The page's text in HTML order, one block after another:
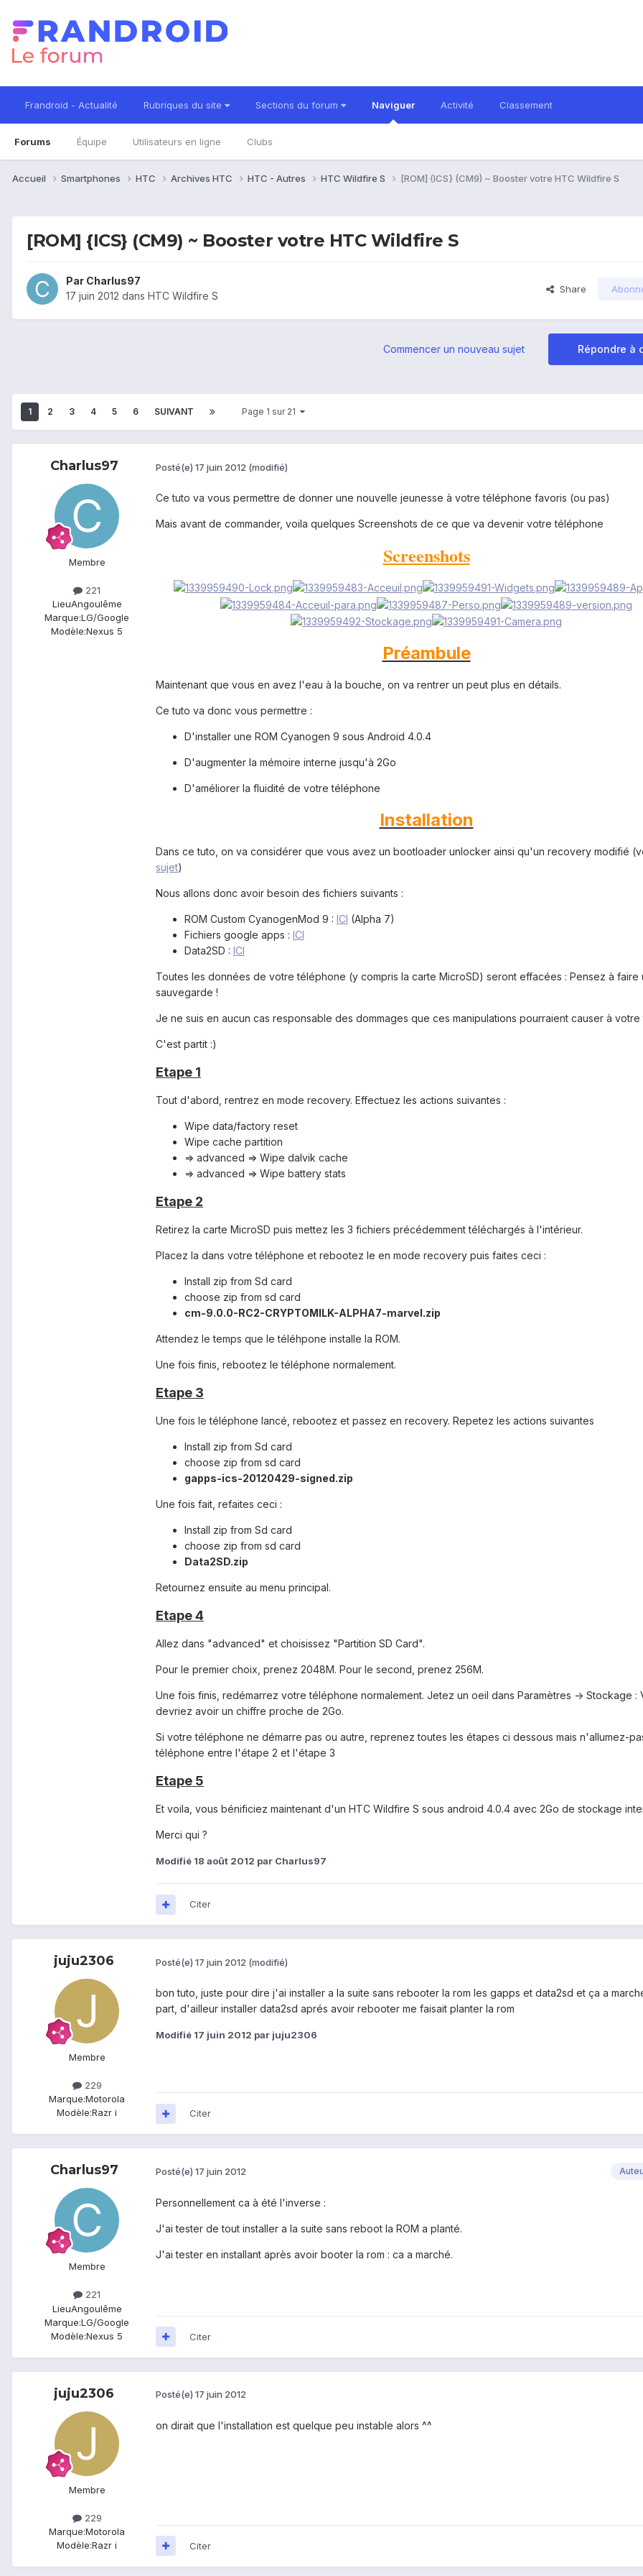
Frandroid - Actualité Rubriques du site Sections du forum Naviguer
Forums Équipe Utilisateurs en ligne Clubs
Activité Classement
Accueil Smartphones HTC Archives HTC HTC - Autres HTC Wildfire S [ROM] {ICS} (CM9) ~ Booster votre HTC Wildfire S
[ROM] {ICS} (CM9) ~ Booster votre HTC Wildfire S
Par Charlus97
17 juin 2012 dans HTC Wildfire S
Share
Répondre à
Commencer un nouveau sujet
1 2 3 4 5 6 SUIVANT Page 1 sur 21
Charlus97
Membre
221
LieuAngoulême
Marque:LG/Google
Modèle:Nexus 5
Posté(e) 17 juin 2012 (modifié)
Ce tuto va vous permettre de donner une nouvelle jeunesse à votre téléphone favoris (ou pas)
Mais avant de commander, voila quelques Screenshots de ce que va devenir votre téléphone
Screenshots
Préambule
Maintenant que vous en avez l'eau à la bouche, on va rentrer un peut plus en détails.
Ce tuto va donc vous permettre :
D'installer une ROM Cyanogen 9 sous Android 4.0.4
D'augmenter la mémoire interne jusqu'à 2Go
D'améliorer la fluidité de votre téléphone
Installation
Dans ce tuto, on va considérer que vous avez un bootloader unlocker ainsi qu'un recovery modifié
sujet)
Nous allons donc avoir besoin des fichiers suivants :
ROM Custom CyanogenMod 9 : ICI (Alpha 7)
Fichiers google apps : ICI
Data2SD : ICI
Toutes les données de votre téléphone (y compris la carte MicroSD) seront effacées : Pensez à faire
sauvegarde !
Je ne suis en aucun cas responsable des dommages que ces manipulations pourraient causer à
C'est partit :)
Etape 1
Tout d'abord, rentrez en mode recovery. Effectuez les actions suivantes :
Wipe data/factory reset
Wipe cache partition
=> advanced => Wipe dalvik cache
=> advanced => Wipe battery stats
Etape 2
Retirez la carte MicroSD puis mettez les 3 fichiers précédemment téléchargés à l'intérieur.
Placez la dans votre téléphone et rebootez le en mode recovery puis faites ceci :
Install zip from Sd card
choose zip from sd card
cm-9.0.0-RC2-CRYPTOMILK-ALPHA7-marvel.zip
Attendez le temps que le téléhpone installe la ROM.
Une fois finis, rebootez le téléphone normalement.
Etape 3
Une fois le téléphone lancé, rebootez et passez en recovery. Repetez les actions suivantes
Install zip from Sd card
choose zip from sd card
gapps-ics-20120429-signed.zip
Une fois fait, refaites ceci :
Install zip from Sd card
choose zip from sd card
Data2SD.zip
Retournez ensuite au menu principal.
Etape 4
Allez dans "advanced" et choisissez "Partition SD Card".
Pour le premier choix, prenez 2048M. Pour le second, prenez 256M.
Une fois finis, redémarrez votre téléphone normalement. Jetez un oeil dans Paramètres -> Stockage :
devriez avoir un chiffre proche de 2Go.
Si votre téléphone ne démarre pas ou autre, reprenez toutes les étapes ci dessous mais n'allumez-
téléphone entre l'étape 2 et l'étape 3
Etape 5
Et voila, vous bénificiez maintenant d'un HTC Wildfire S sous android 4.0.4 avec 2Go de stockage
Merci qui ?
Modifié 18 août 2012 par Charlus97
Citer
juju2306
Membre
229
Marque:Motorola
Modèle:Razr i
Posté(e) 17 juin 2012 (modifié)
bon tuto, juste pour dire j'ai installer a la suite sans rebooter la rom les gapps et data2sd et ça a
part, d'ailleur installer data2sd aprés avoir rebooter me faisait planter la rom
Modifié 17 juin 2012 par juju2306
Citer
Charlus97
Membre
221
LieuAngoulême
Marque:LG/Google
Modèle:Nexus 5
Posté(e) 17 juin 2012
Personnellement ca à été l'inverse :
J'ai tester de tout installer a la suite sans reboot la ROM a planté.
J'ai tester en installant après avoir booter la rom : ca a marché.
Citer
juju2306
Membre
229
Marque:Motorola
Modèle:Razr i
Posté(e) 17 juin 2012
on dirait que l'installation est quelque peu instable alors ^^
Citer